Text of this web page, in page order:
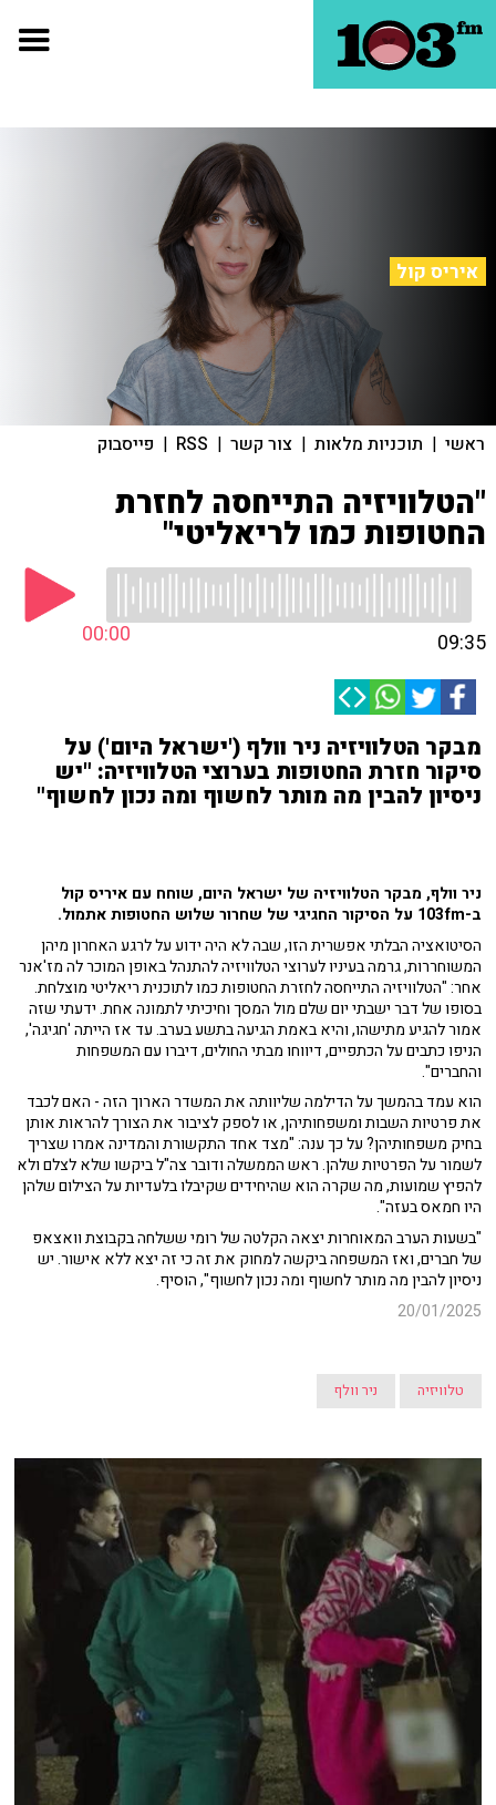
איריס קול
ראשי | תוכניות מלאות | צור קשר |
RSS
| פייסבוק
"הטלוויזיה התייחסה לחזרת
החטופות כמו לריאליטי"
00:00 09:35
מבקר הטלוויזיה ניר וולף ('ישראל היום') על
סיקור חזרת החטופות בערוצי הטלוויזיה: "יש
ניסיון להבין מה מותר לחשוף ומה נכון לחשוף"
ניר וולף, מבקר הטלוויזיה של ישראל היום, שוחח עם איריס קול
ב-103fm על הסיקור החגיגי של שחרור שלוש החטופות אתמול.
הסיטואציה הבלתי אפשרית הזו, שבה לא היה ידוע על לרגע האחרון מיהן
המשוחררות, גרמה בעיניו לערוצי הטלוויזיה להתנהל באופן המוכר לה מז'אנר
אחר: "הטלוויזיה התייחסה לחזרת החטופות כמו לתוכנית ריאליטי מוצלחת.
בסופו של דבר ישבתי יום שלם מול המסך וחיכיתי לתמונה אחת. ידעתי שזה
אמור להגיע מתישהו, והיא באמת הגיעה בתשע בערב. עד אז הייתה 'חגיגה',
הניפו כתבים על הכתפיים, דיווחו מבתי החולים, דיברו עם המשפחות
והחברים".
הוא עמד בהמשך על הדילמה שליוותה את המשדר הארוך הזה - האם לכבד
את פרטיות השבות ומשפחותיהן, או לספק לציבור את הצורך להראות אותן
בחיק משפחותיהן? על כך ענה: "מצד אחד התקשורת והמדינה אמרו שצריך
לשמור על הפרטיות שלהן. ראש הממשלה ודובר צה"ל ביקשו שלא לצלם ולא
להפיץ שמועות, מה שקרה הוא שהיחידים שקיבלו בלעדיות על הצילום שלהן
היו חמאס בעזה".
"בשעות הערב המאוחרות יצאה הקלטה של רומי ששלחה בקבוצת וואצאפ
של חברים, ואז המשפחה ביקשה למחוק את זה כי זה יצא ללא אישור. יש
ניסיון להבין מה מותר לחשוף ומה נכון לחשוף", הוסיף.
20/01/2025
טלוויזיה ניר וולף